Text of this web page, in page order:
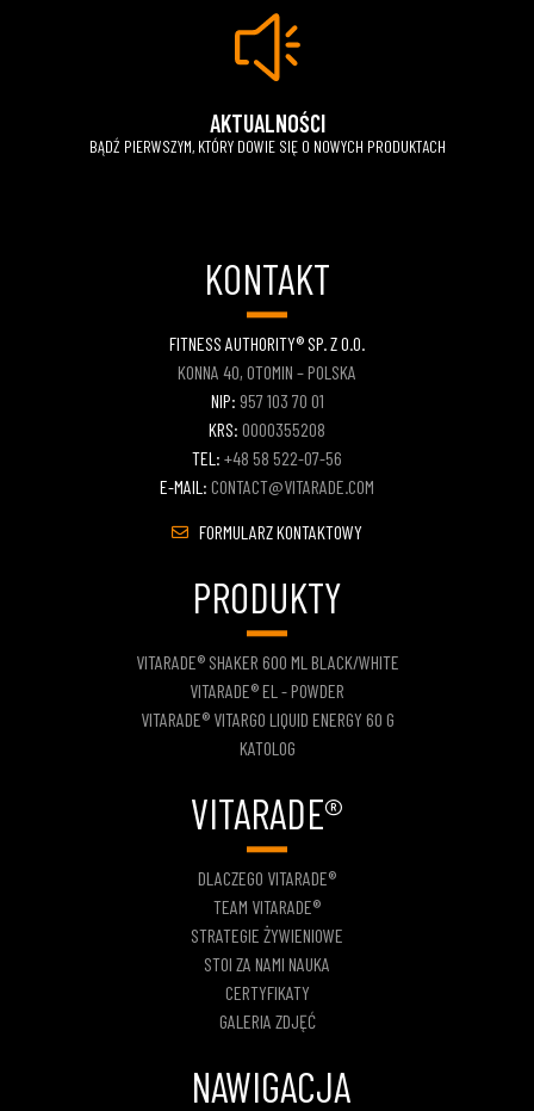
AKTUALNOŚCI
BĄDŹ PIERWSZYM, KTÓRY DOWIE SIĘ O NOWYCH PRODUKTACH
KONTAKT
FITNESS AUTHORITY® SP. Z O.O.
KONNA 40, OTOMIN – POLSKA
NIP: 957 103 70 01
KRS: 0000355208
TEL: +48 58 522-07-56
E-MAIL: CONTACT@VITARADE.COM
FORMULARZ KONTAKTOWY
PRODUKTY
VITARADE® SHAKER 600 ML BLACK/WHITE
VITARADE® EL - POWDER
VITARADE® VITARGO LIQUID ENERGY 60 G
KATOLOG
VITARADE®
DLACZEGO VITARADE®
TEAM VITARADE®
STRATEGIE ŻYWIENIOWE
STOI ZA NAMI NAUKA
CERTYFIKATY
GALERIA ZDJĘĆ
NAWIGACJA